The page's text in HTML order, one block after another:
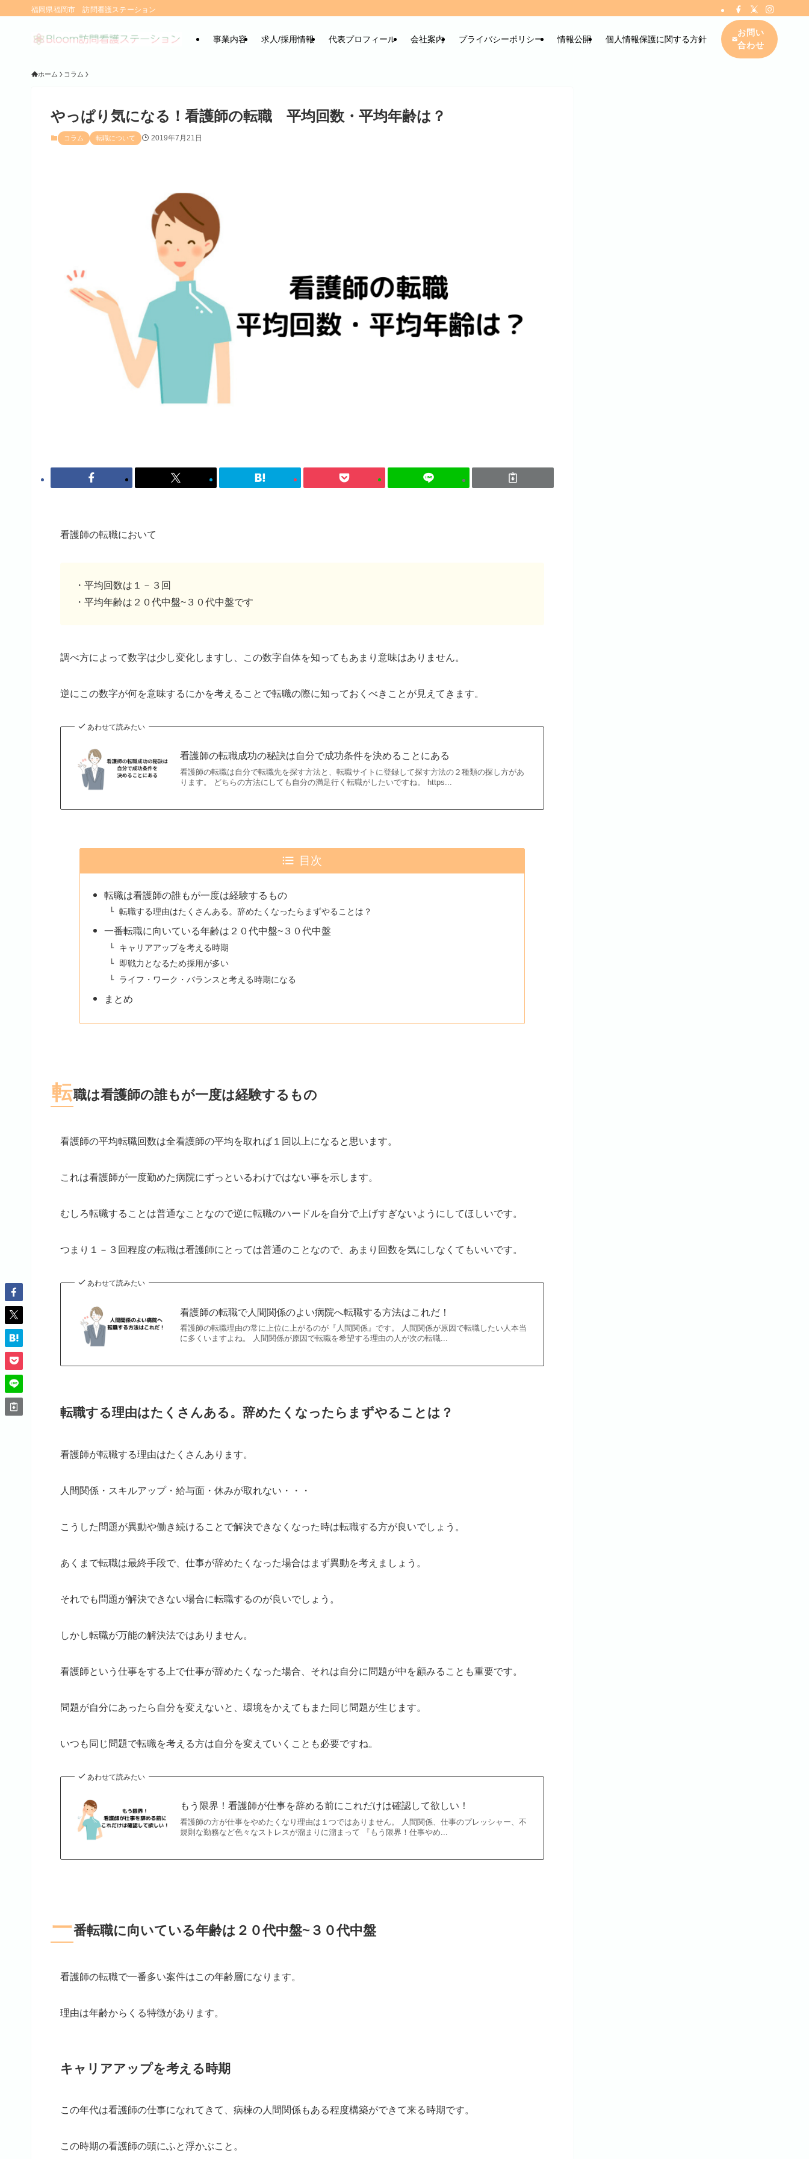
福岡県福岡市 訪問看護ステーション
事業内容 求人/採用情報 代表プロフィール 会社案内 プライバシーポリシー 情報公開 個人情報保護に関する方針
お問い
合わせ
ホーム コラム
やっぱり気になる！看護師の転職 平均回数・平均年齢は？
コラム 転職について 2019年7月21日
看護師の転職において
・平均回数は１－３回
・平均年齢は２０代中盤~３０代中盤です
調べ方によって数字は少し変化しますし、この数字自体を知ってもあまり意味はありません。
逆にこの数字が何を意味するにかを考えることで転職の際に知っておくべきことが見えてきます。
あわせて読みたい
看護師の転職成功の秘訣は自分で成功条件を決めることにある
看護師の転職は自分で転職先を探す方法と、転職サイトに登録して探す方法の２種類の探し方があ
ります。 どちらの方法にしても自分の満足行く転職がしたいですね。 https...
目次
転職は看護師の誰もが一度は経験するもの
転職する理由はたくさんある。辞めたくなったらまずやることは？
一番転職に向いている年齢は２０代中盤~３０代中盤
キャリアアップを考える時期
即戦力となるため採用が多い
ライフ・ワーク・バランスと考える時期になる
まとめ
転職は看護師の誰もが一度は経験するもの
看護師の平均転職回数は全看護師の平均を取れば１回以上になると思います。
これは看護師が一度勤めた病院にずっといるわけではない事を示します。
むしろ転職することは普通なことなので逆に転職のハードルを自分で上げすぎないようにしてほしいです。
つまり１－３回程度の転職は看護師にとっては普通のことなので、あまり回数を気にしなくてもいいです。
あわせて読みたい
看護師の転職で人間関係のよい病院へ転職する方法はこれだ！
看護師の転職理由の常に上位に上がるのが『人間関係』です。 人間関係が原因で転職したい人本当
に多くいますよね。 人間関係が原因で転職を希望する理由の人が次の転職...
転職する理由はたくさんある。辞めたくなったらまずやることは？
看護師が転職する理由はたくさんあります。
人間関係・スキルアップ・給与面・休みが取れない・・・
こうした問題が異動や働き続けることで解決できなくなった時は転職する方が良いでしょう。
あくまで転職は最終手段で、仕事が辞めたくなった場合はまず異動を考えましょう。
それでも問題が解決できない場合に転職するのが良いでしょう。
しかし転職が万能の解決法ではありません。
看護師という仕事をする上で仕事が辞めたくなった場合、それは自分に問題が中を顧みることも重要です。
問題が自分にあったら自分を変えないと、環境をかえてもまた同じ問題が生じます。
いつも同じ問題で転職を考える方は自分を変えていくことも必要ですね。
あわせて読みたい
もう限界！看護師が仕事を辞める前にこれだけは確認して欲しい！
看護師の方が仕事をやめたくなり理由は１つではありません。 人間関係、仕事のプレッシャー、不
規則な勤務など色々なストレスが溜まりに溜まって 『もう限界！仕事やめ...
一番転職に向いている年齢は２０代中盤~３０代中盤
看護師の転職で一番多い案件はこの年齢層になります。
理由は年齢からくる特徴があります。
キャリアアップを考える時期
この年代は看護師の仕事になれてきて、病棟の人間関係もある程度構築ができて来る時期です。
この時期の看護師の頭にふと浮かぶこと。